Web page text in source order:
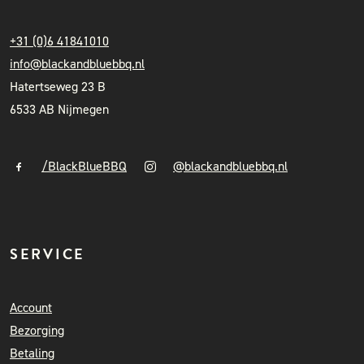
+31 (0)6 41841010
info@blackandbluebbq.nl
Hatertseweg 23 B
6533 AB Nijmegen
/BlackBlueBBQ @blackandbluebbq.nl
SERVICE
Account
Bezorging
Betaling